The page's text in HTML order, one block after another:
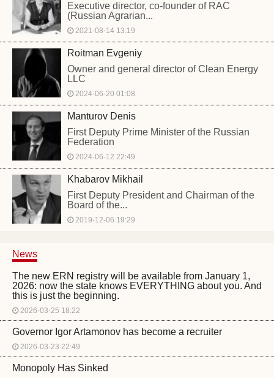
Executive director, co-founder of RAC
(Russian Agrarian...
2021-08-14 13:19
Roitman Evgeniy
Owner and general director of Clean Energy
LLC
2024-06-20 01:08
Manturov Denis
First Deputy Prime Minister of the Russian
Federation
2024-06-12 22:49
Khabarov Mikhail
First Deputy President and Chairman of the
Board of the...
2019-12-06 19:29
News
The new ERN registry will be available from January 1,
2026: now the state knows EVERYTHING about you. And
this is just the beginning.
2026-03-25 18:22
Governor Igor Artamonov has become a recruiter
2026-03-23 22:49
Monopoly Has Sinked